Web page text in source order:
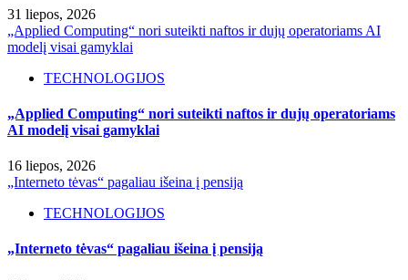
31 liepos, 2026
„Applied Computing“ nori suteikti naftos ir dujų operatoriams AI
modelį visai gamyklai
TECHNOLOGIJOS
„Applied Computing“ nori suteikti naftos ir dujų operatoriams
AI modelį visai gamyklai
16 liepos, 2026
„Interneto tėvas“ pagaliau išeina į pensiją
TECHNOLOGIJOS
„Interneto tėvas“ pagaliau išeina į pensiją